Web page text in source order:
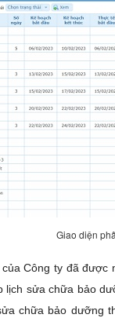
Giao diện
Công ty đã
lịch sửa chữa bảo
chữa bảo dưỡng